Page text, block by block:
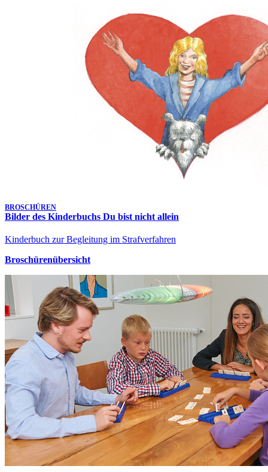
BROSCHÜREN
Bilder des Kinderbuchs Du bist nicht allein
Kinderbuch zur Begleitung im Strafverfahren
Broschürenübersicht